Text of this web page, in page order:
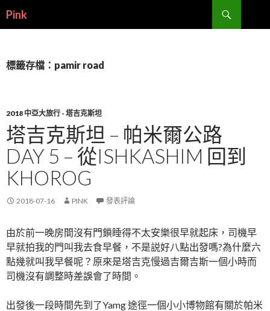
Pink
尋
容
標籤存檔：pamir road
2018 中亞大旅行 - 塔吉克斯坦
塔吉克斯坦 – 帕米爾公路
DAY 5 – 從ISHKASHIM 回到
KHOROG
2018-07-16 PINK 發表評論
由於前一晚房間沒有門鎖睡得不太安樂很早就起床，司機早
早就拍我的門叫我去食早餐，不是説好八點出發嗎?為什麼六
點幾就叫我早餐呢？原來是塔吉克慢過吉爾吉斯一個小時而
司機沒有調整時差誤會了時間。
出發後一段時間先到了Yamg 途徑一個小小博物館有關於帕米